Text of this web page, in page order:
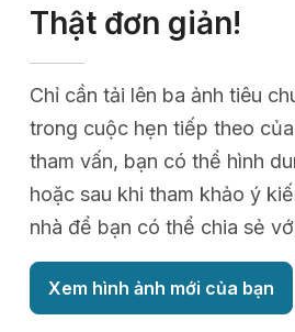
Thật đơn giản!
Chỉ cần tải lên ba ảnh tiêu
trong cuộc hẹn tiếp theo
tham vấn, bạn có thể hình
hoặc sau khi tham khảo ý
nhà để bạn có thể chia sẻ
Xem hình ảnh mới của bạn